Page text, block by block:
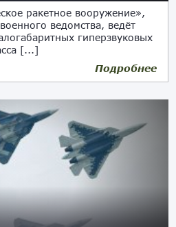
ракетное вооружение»,
ведомства, ведёт
гиперзвуковых
[...]
Подробнее